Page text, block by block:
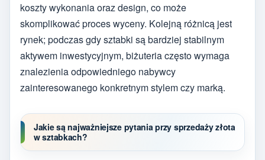
koszty wykonania oraz design, co może
skomplikować proces wyceny. Kolejną różnicą jest
rynek; podczas gdy sztabki są bardziej stabilnym
aktywem inwestycyjnym, biżuteria często wymaga
znalezienia odpowiedniego nabywcy
zainteresowanego konkretnym stylem czy marką.
Jakie są najważniejsze pytania przy sprzedaży złota
w sztabkach?